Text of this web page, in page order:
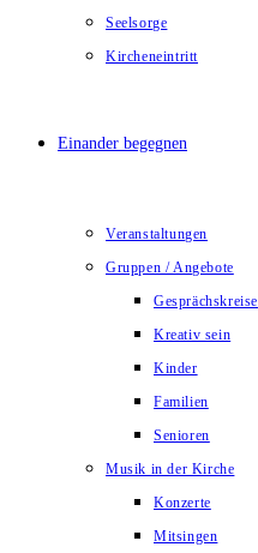
Seelsorge
Kircheneintritt
Einander begegnen
Veranstaltungen
Gruppen / Angebote
Gesprächskreise
Kreativ sein
Kinder
Familien
Senioren
Musik in der Kirche
Konzerte
Mitsingen